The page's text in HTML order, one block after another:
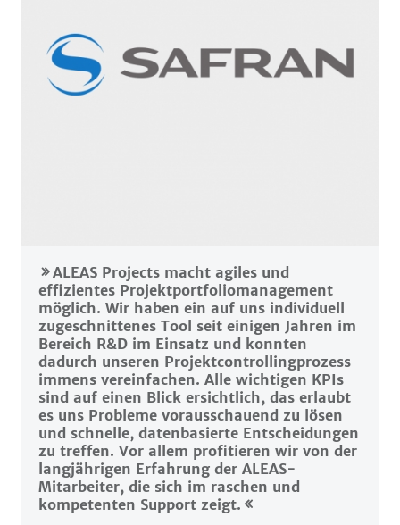
ALEAS Projects macht agiles und
effizientes Projektportfoliomanagement
möglich. Wir haben ein auf uns individuell
zugeschnittenes Tool seit einigen Jahren im
Bereich R&D im Einsatz und konnten
dadurch unseren Projektcontrollingprozess
immens vereinfachen. Alle wichtigen KPIs
sind auf einen Blick ersichtlich, das erlaubt
es uns Probleme vorausschauend zu lösen
und schnelle, datenbasierte Entscheidungen
zu treffen. Vor allem profitieren wir von der
langjährigen Erfahrung der ALEAS-
Mitarbeiter, die sich im raschen und
kompetenten Support zeigt.